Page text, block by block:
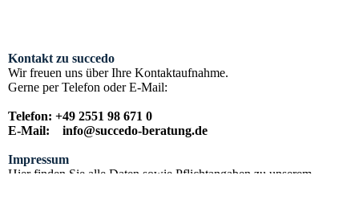
Kontakt zu succedo
Wir freuen uns über Ihre Kontaktaufnahme.
Gerne per Telefon oder E-Mail:
Telefon: +49 2551 98 671 0
E-Mail: info@succedo-beratung.de
Impressum
Hier finden Sie alle Daten sowie Pflichtangaben zu unserem